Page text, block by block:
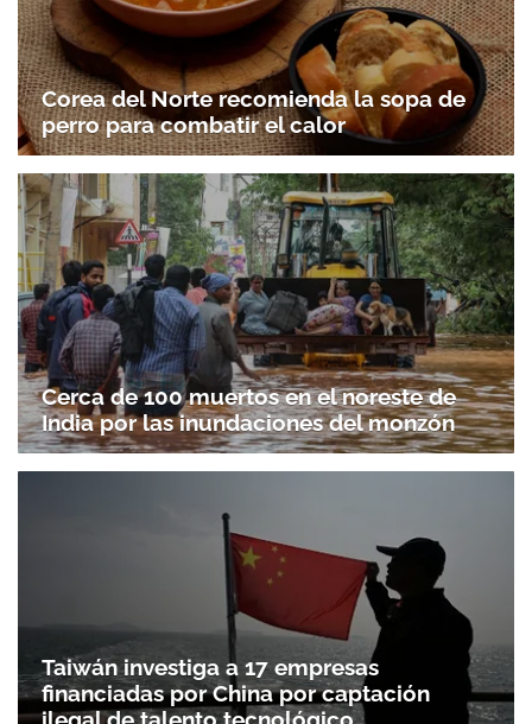
Corea del Norte recomienda la sopa de
perro para combatir el calor
Cerca de 100 muertos en el noreste de
India por las inundaciones del monzón
Taiwán investiga a 17 empresas
financiadas por China por captación